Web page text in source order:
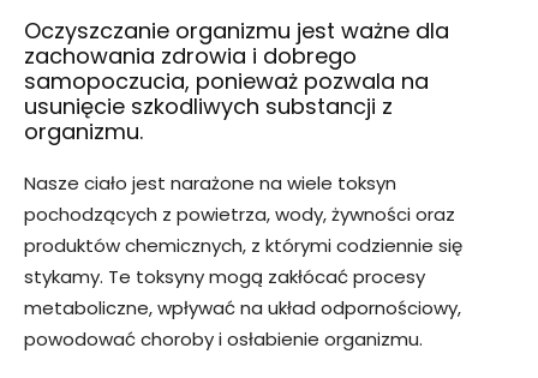
Oczyszczanie organizmu jest ważne dla
zachowania zdrowia i dobrego
samopoczucia, ponieważ pozwala na
usunięcie szkodliwych substancji z
organizmu.
Nasze ciało jest narażone na wiele toksyn
pochodzących z powietrza, wody, żywności oraz
produktów chemicznych, z którymi codziennie się
stykamy. Te toksyny mogą zakłócać procesy
metaboliczne, wpływać na układ odpornościowy,
powodować choroby i osłabienie organizmu.